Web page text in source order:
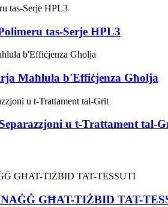
tas-Serje HPL3
Maħlula b'Effiċjenza Għolja
u t-Trattament tal-
GĦAT-TIŻBID TAT-